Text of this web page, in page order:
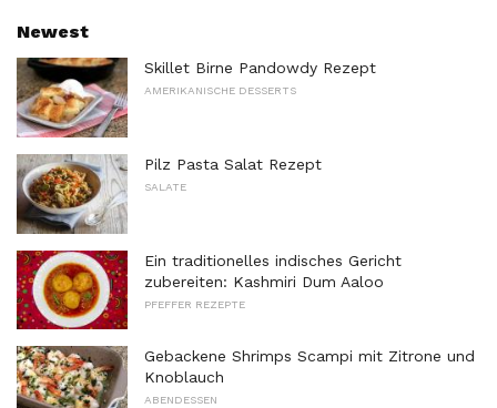
Newest
Skillet Birne Pandowdy Rezept
AMERIKANISCHE DESSERTS
Pilz Pasta Salat Rezept
SALATE
Ein traditionelles indisches Gericht
zubereiten: Kashmiri Dum Aaloo
PFEFFER REZEPTE
Gebackene Shrimps Scampi mit Zitrone und
Knoblauch
ABENDESSEN